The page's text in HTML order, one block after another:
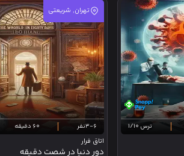
ترس 1/10
تهران, شریعتی
3-6نفر 60 دقیقه
اتاق فرار
دور دنیا در شصت دقیقه